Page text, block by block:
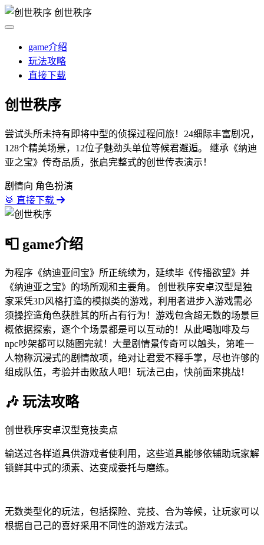
创世秩序
game介绍
玩法攻略
直接下载
创世秩序
尝试头所未持有即将中型的侦探过程间旅！24细际丰富剧况，
128个精美场景，12位子魅劲头单位等候君邂逅。 继承《纳迪
亚之宝》传奇品质，张启完整式的创世传表演示！
剧情向 角色扮演
🥁 直接下载
📮 game介绍
为程序《纳迪亚间宝》所正统续为，延续毕《传播欲望》并
《纳迪亚之宝》的场所观和主要角。 创世秩序安卓汉型是独
家采凭3D风格打造的模拟类的游戏，利用者进步入游戏需必
须操控造角色获胜其的所占有行为！游戏包含超无数的场景巨
概依据探索，逐个个场景都是可以互动的！从此喝咖啡及与
npc吵架都可以随图完就！大量剧情景传奇可以触头，第唯一
人物称沉浸式的剧情故项，绝对让君爱不释手掌，尽也许够的
组成队伍，考验并击败敌人吧！玩法己由，快前面来挑战！
🎶 玩法攻略
创世秩序安卓汉型竞技卖点
输送过各样道具供游戏者使利用，这些道具能够依辅助玩家解
锁鲜其中式的须素、达变成委托与磨练。
无数类型化的玩法，包括探险、竞技、合为等候，让玩家可以
根据自己己的喜好采用不同性的游戏方法式。